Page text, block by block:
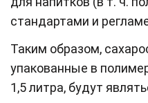
стандартами и
Таким образом,
упакованные в
1,5 литра, будут